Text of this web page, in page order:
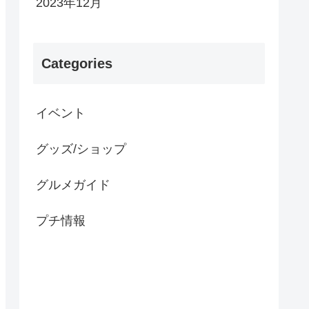
Categories
イベント
グッズ/ショップ
グルメガイド
プチ情報